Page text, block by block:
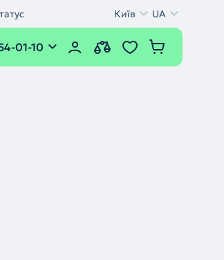
Київ UA
01-10